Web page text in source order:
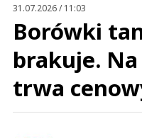
31.07.2026 / 11:03
Borówki
brakuje.
trwa